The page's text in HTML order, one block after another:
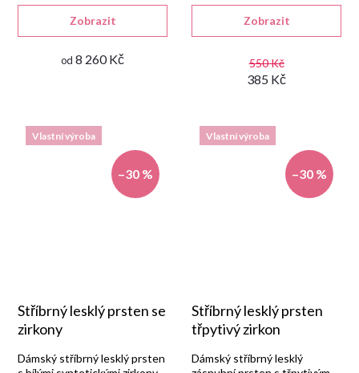
od 8 260 Kč
Zobrazit
zlatnické dílně.
550 Kč
385 Kč
Zobrazit
925/1000 s lesklou
rhodiovanou úpravou.
Vlastní výroba
–30 %
Stříbrný lesklý prsten se
zirkony
Dámský stříbrný lesklý prsten
Vlastní výroba
–30 %
Stříbrný lesklý prsten
třpytivý zirkon
Dámský stříbrný lesklý